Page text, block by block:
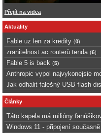
Přejít na videa
Aktuality
Fable uz len za kredity (0)
zranitelnost ac routerů tenda (6)
Fable 5 is back (5)
Anthropic vypol najvykonejsie
Jak odhalit falešný USB flash
Články
Táto kapela má milióny
Windows 11 - připojení